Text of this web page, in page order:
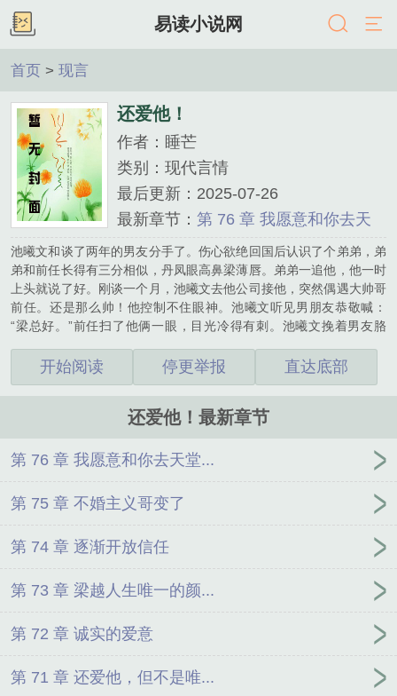
易读小说网
首页 > 现言
还爱他！
作者：睡芒
类别：现代言情
最后更新：2025-07-26
最新章节： 第 76 章 我愿意和你去天
堂...
池曦文和谈了两年的男友分手了。伤心欲绝回国后认识了个弟弟，弟
弟和前任长得有三分相似，丹凤眼高鼻梁薄唇。弟弟一追他，他一时
上头就说了好。刚谈一个月，池曦文去他公司接他，突然偶遇大帅哥
前任。还是那么帅！他控制不住眼神。池曦文听见男朋友恭敬喊：
“梁总好。”前任扫了他俩一眼，目光冷得有刺。池曦文挽着男友胳
的。”池曦文：“？？”某天弟弟要给池曦文过生日，正在愁送什么好，
订什么餐厅：“从法国空运999朵玫瑰花吗？晚上吃意大利菜？”一旁
物买乐高。”1.攻是前任，破镜重圆。2.老实人受3.一款很难追的
在一起了真的破防了）文案是2024/3/9发的
开始阅读 停更举报 直达底部
还爱他！最新章节
第 76 章 我愿意和你去天堂...
第 75 章 不婚主义哥变了
第 74 章 逐渐开放信任
第 73 章 梁越人生唯一的颜...
第 72 章 诚实的爱意
第 71 章 还爱他，但不是唯...